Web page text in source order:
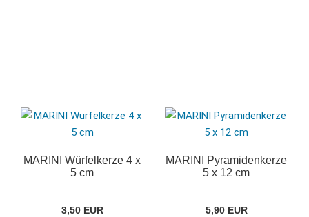
MARINI Würfelkerze 4 x
5 cm
3,50 EUR
MARINI Pyramidenkerze
5 x 12 cm
5,90 EUR